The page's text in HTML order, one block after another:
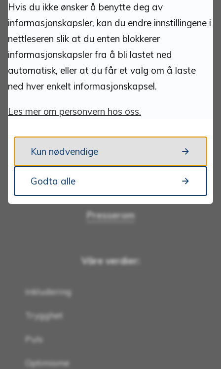
Ass. Kommunedirektør :
Amund Aarvelta
Personvernombud:Ole Petter Lindsø
Personvernerklæring
Informasjonskapsler
Tilgjengelighetserklæring
Presserom
Våre verdier:
Inkludering
Trygghet
Puls
Optimisme
Hvis du ikke ønsker å benytte deg av
informasjonskapsler, kan du endre innstillingene i
nettleseren slik at du enten blokkerer
informasjonskapsler fra å bli lastet ned
automatisk, eller at du får et valg om å laste
ned hver enkelt informasjonskapsel.
Les mer om personvern hos oss.
Kun nødvendige
Godta alle